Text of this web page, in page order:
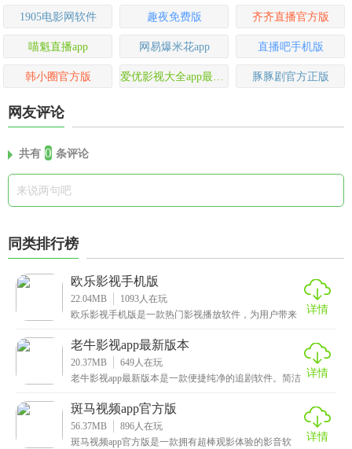
1905电影网软件 趣夜免费版 齐齐直播官方版
喵魁直播app 网易爆米花app 直播吧手机版
韩小圈官方版 豚豚剧官方正版
网友评论
共有 0 条评论
同类排行榜
欧乐影视手机版
22.04MB 1093 人在玩
欧乐影视手机版是一款热门影视播放软件，为用户带来
设计
详情
老牛影视app最新版本
20.37MB 649 人在玩
老牛影视app最新版本是一款便捷纯净的追剧软件。简洁 详情
斑马视频app官方版
56.37MB 896 人在玩
斑马视频app官方版是一款拥有超棒观影体验的影音软
详情